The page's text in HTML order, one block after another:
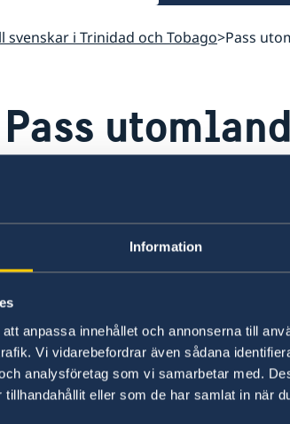
Information
anpassa innehållet och annonserna till
Vi vidarebefordrar även sådana
analysföretag som vi samarbetar med.
eller som de har samlat in när
svenskar i Trinidad och Tobago Pass
Pass
Passkunder rekommenderas
alternativt kontakta närmaste
Sveriges ambassad i Washington
Pass utomlands